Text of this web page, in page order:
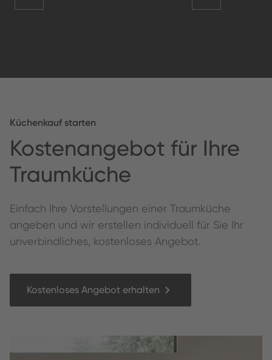
Küchenkauf starten
Kos­te­nange­bot für Ihre
Traumküche
Ein­fach Ihre Vorstel­lun­gen ein­er Traumküche
angeben und wir erstellen individuell für Sie Ihr
unverbindliches, kostenloses Angebot.
Kostenloses Angebot erhalten